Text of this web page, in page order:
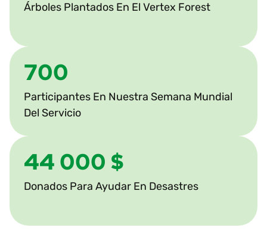
Árboles Plantados En El Vertex Forest
700
Participantes En Nuestra Semana Mundial
Del Servicio
44 000 $
Donados Para Ayudar En Desastres